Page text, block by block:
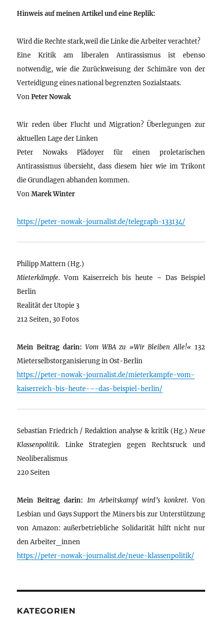
Hinweis auf meinen Artikel und eine Replik:
Wird die Rechte stark,weil die Linke die Arbeiter verachtet?
Eine Kritik am liberalen Antirassismus ist ebenso
notwendig, wie die Zurückweisung der Schimäre von der
Verteidigung eines national begrenzten Sozialstaats.
VonPeter Nowak
Wir reden über Flucht und Migration? Überlegungen zur
aktuellen Lage der Linken
Peter Nowaks Plädoyer für einen proletarischen
Antirassismus übersieht, dass diesem hier wie im Trikont
die Grundlagen abhanden kommen.
VonMarek Winter
https://peter-nowak-journalist.de/telegraph-133134/
Philipp Mattern (Hg.)
Mieterkämpfe. Vom Kaiserreich bis heute – Das Beispiel
Berlin
Realität der Utopie 3
212 Seiten, 30 Fotos
Mein Beitrag darin: Vom WBA zu »Wir Bleiben Alle!« 132
Mieterselbstorganisierung in Ost-Berlin
https://peter-nowak-journalist.de/mieterkampfe-vom-
kaiserreich-bis-heute-–-das-beispiel-berlin/
Sebastian Friedrich / Redaktion analyse & kritik (Hg.) Neue
Klassenpolitik. Linke Strategien gegen Rechtsruck und
Neoliberalismus
220 Seiten
Mein Beitrag darin: Im Arbeitskampf wird’s konkret. Von
Lesbian und Gays Support the Miners bis zur Unterstützung
von Amazon: außerbetriebliche Solidarität hilft nicht nur
den Arbeiter_innen
https://peter-nowak-journalist.de/neue-klassenpolitik/
KATEGORIEN